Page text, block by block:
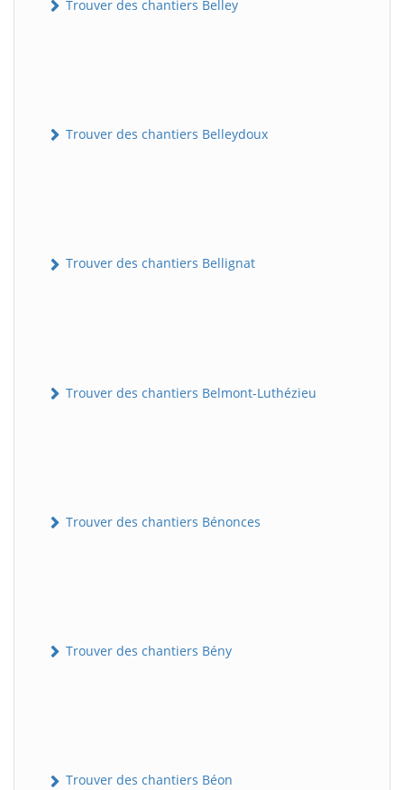
Trouver des chantiers Belley
Trouver des chantiers Belleydoux
Trouver des chantiers Bellignat
Trouver des chantiers Belmont-Luthézieu
Trouver des chantiers Bénonces
Trouver des chantiers Bény
Trouver des chantiers Béon